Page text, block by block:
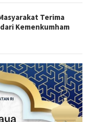
Terima
Kemenkumham